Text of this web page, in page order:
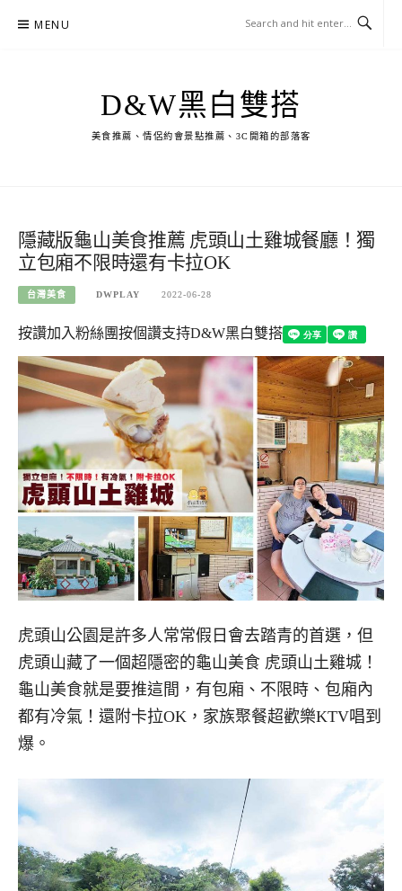
MENU
D&W黑白雙搭
美食推薦、情侶約會景點推薦、3C開箱的部落客
隱藏版龜山美食推薦 虎頭山土雞城餐廳！獨
立包廂不限時還有卡拉OK
台灣美食 DWPLAY 2022-06-28
按讚加入粉絲團按個讚支持D&W黑白雙搭
虎頭山公園是許多人常常假日會去踏青的首選，但
虎頭山藏了一個超隱密的龜山美食 虎頭山土雞城！
龜山美食就是要推這間，有包廂、不限時、包廂內
都有冷氣！還附卡拉OK，家族聚餐超歡樂KTV唱到
爆。